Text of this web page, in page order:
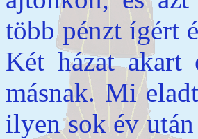
több pénzt ígért
Két házat akart
másnak. Mi
ilyen sok év